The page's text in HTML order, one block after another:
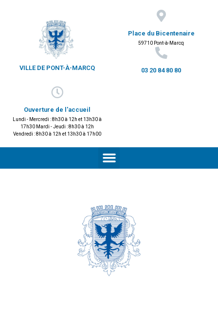
VILLE DE PONT-À-MARCQ
Place du Bicentenaire
59710 Pont-à-Marcq
03 20 84 80 80
Ouverture de l'accueil
Lundi - Mercredi : 8h30 à 12h et 13h30 à
17h30 Mardi - Jeudi : 8h30 à 12h
Vendredi : 8h30 à 12h et 13h30 à 17h00